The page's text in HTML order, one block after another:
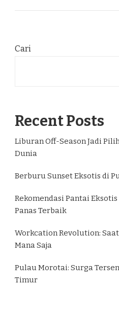
Cari
Recent Posts
Liburan Off-Season Jadi
Dunia
Berburu Sunset Eksotis di
Rekomendasi Pantai
Panas Terbaik
Workcation Revolution:
Mana Saja
Pulau Morotai: Surga
Timur